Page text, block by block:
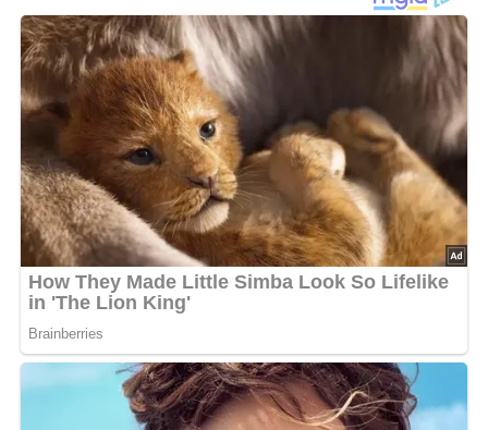
Zutaten
1 Broiler (eine regional übliche Bezeichnung für
Brathähnchen, insbesondere im Gebiet der ehemaligen
DDR)
Salz
Pfeffer
Curry
1/4 Liter Milch
1/2 Eßlöffel Mehl
1 Eßlöffel Tomatenmark
3 Eier
4 Eßlöffel Öl
4 Zwiebeln
1 Eßlöffel Margarine